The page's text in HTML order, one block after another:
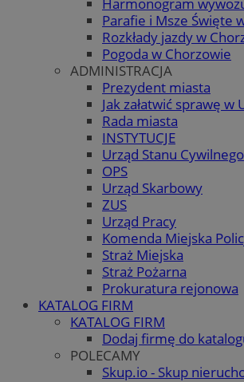
Parafie i Msze Święte
Rozkłady jazdy w
Pogoda w Chorzowie
ADMINISTRACJA
Prezydent miasta
Jak załatwić sprawę w
Rada miasta
INSTYTUCJE
Urząd Stanu Cywilnego
OPS
Urząd Skarbowy
ZUS
Urząd Pracy
Komenda Miejska
Straż Miejska
Straż Pożarna
Prokuratura rejonowa
KATALOG FIRM
KATALOG FIRM
Dodaj firmę do
POLECAMY
Skup.io - Skup